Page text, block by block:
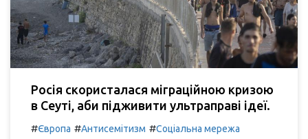
Росія скористалася міграційною кризою
в Сеуті, аби підживити ультраправі ідеї.
#Європа #Антисемітизм #Соціальна мережа